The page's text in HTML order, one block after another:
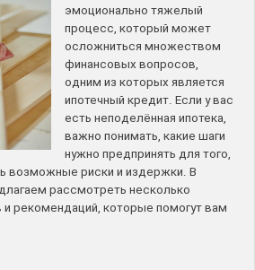
эмоционально тяжелый
процесс, который может
осложниться множеством
финансовых вопросов,
одним из которых является
ипотечный кредит. Если у вас
есть неподелённая ипотека,
важно понимать, какие шаги
нужно предпринять для того,
возможные риски и издержки. В
рассмотреть несколько
и рекомендаций, которые помогут вам